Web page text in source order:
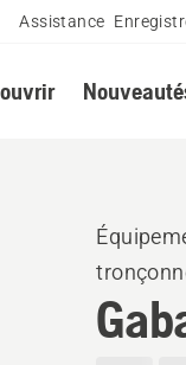
Assistance